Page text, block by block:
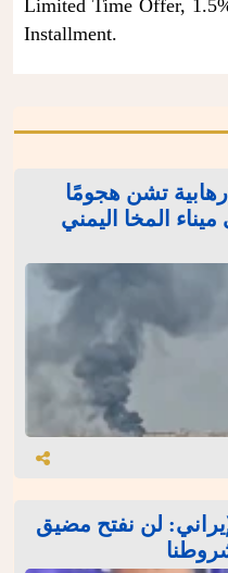
Installment.
تشن هجومًا
المخا اليمني
لن نفتح مضيق